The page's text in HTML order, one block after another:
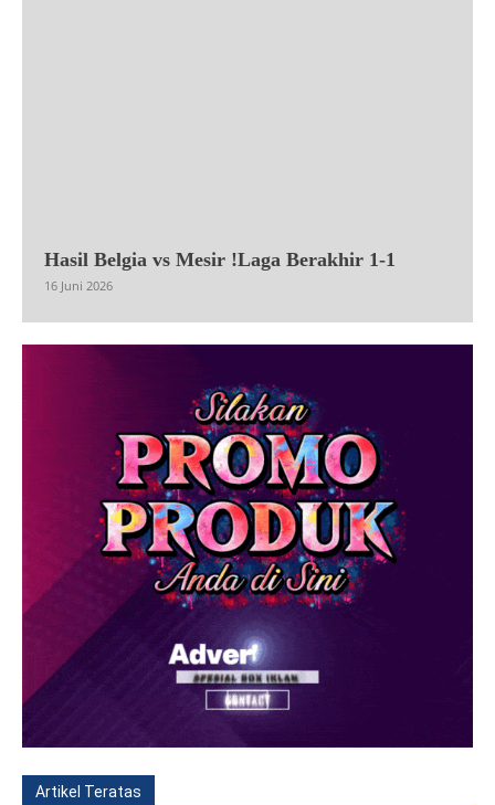
Hasil Belgia vs Mesir !Laga Berakhir 1-1
16 Juni 2026
Artikel Teratas